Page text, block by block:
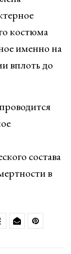
костюма
именно на
вплоть до
состава
в